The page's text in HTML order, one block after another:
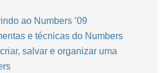
ao Numbers ’09
e técnicas do Numbers
salvar e organizar uma